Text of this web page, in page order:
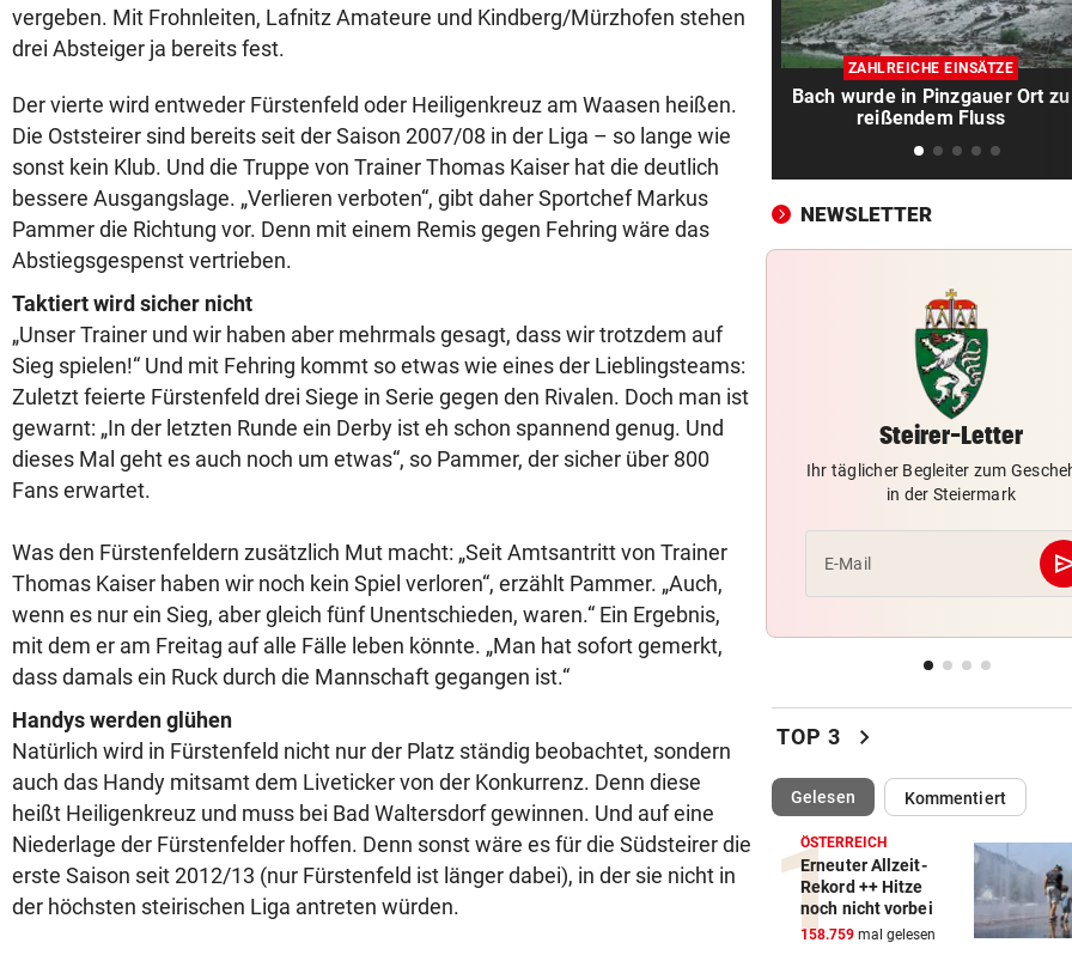
vergeben. Mit Frohnleiten, Lafnitz Amateure und Kindberg/Mürzhofen stehen
drei Absteiger ja bereits fest.
Der vierte wird entweder Fürstenfeld oder Heiligenkreuz am Waasen heißen.
Die Oststeirer sind bereits seit der Saison 2007/08 in der Liga – so lange wie
sonst kein Klub. Und die Truppe von Trainer Thomas Kaiser hat die deutlich
bessere Ausgangslage. „Verlieren verboten“, gibt daher Sportchef Markus
Pammer die Richtung vor. Denn mit einem Remis gegen Fehring wäre das
Abstiegsgespenst vertrieben.
Taktiert wird sicher nicht
„Unser Trainer und wir haben aber mehrmals gesagt, dass wir trotzdem auf
Sieg spielen!“ Und mit Fehring kommt so etwas wie eines der Lieblingsteams:
Zuletzt feierte Fürstenfeld drei Siege in Serie gegen den Rivalen. Doch man ist
gewarnt: „In der letzten Runde ein Derby ist eh schon spannend genug. Und
dieses Mal geht es auch noch um etwas“, so Pammer, der sicher über 800
Fans erwartet.
Was den Fürstenfeldern zusätzlich Mut macht: „Seit Amtsantritt von Trainer
Thomas Kaiser haben wir noch kein Spiel verloren“, erzählt Pammer. „Auch,
wenn es nur ein Sieg, aber gleich fünf Unentschieden, waren.“ Ein Ergebnis,
mit dem er am Freitag auf alle Fälle leben könnte. „Man hat sofort gemerkt,
dass damals ein Ruck durch die Mannschaft gegangen ist.“
Handys werden glühen
Natürlich wird in Fürstenfeld nicht nur der Platz ständig beobachtet, sondern
auch das Handy mitsamt dem Liveticker von der Konkurrenz. Denn diese
heißt Heiligenkreuz und muss bei Bad Waltersdorf gewinnen. Und auf eine
Niederlage der Fürstenfelder hoffen. Denn sonst wäre es für die Südsteirer die
erste Saison seit 2012/13 (nur Fürstenfeld ist länger dabei), in der sie nicht in
der höchsten steirischen Liga antreten würden.
NA MAHLZEIT! vor
Nordkorea empfiehlt
gegen die Hitze
MUTTER IM KRANKENHAUS
Bub nach Pestizideinsatz in
Türkei gestorben
VON OIDA BIS CRINGE
Warum sich Jugendwörter
schneller verändern
DIE EINZELNEN PHASEN
Wenn das Wasser ausgeht:
Österreichs Notfallplan
vor
Freundin über Jahre hinweg
bedroht und missbraucht
Champions Tour!
Ungewöhnlich! Warum Rapid
schon um 18 Uhr spielt
DARUNTER RAUCH, OBONYA vor
Wien: Männer protestierten
Gewalt an Frauen
ZAHLREICHE EINSÄTZE
Bach wurde in Pinzgauer Ort zu
reißendem Fluss
NEWSLETTER
Steirer-Letter
Ihr täglicher Begleiter zum
in der Steiermark
E-Mail
TOP 3 chevron_right
Gelesen(ausgewählt)Kommentiert
ÖSTERREICH
Erneuter Allzeit-
Rekord ++ Hitze
noch nicht vorbei
158.759 mal gelesen